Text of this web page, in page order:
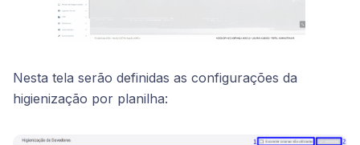
Nesta tela serão definidas as configurações da
higienização por planilha: